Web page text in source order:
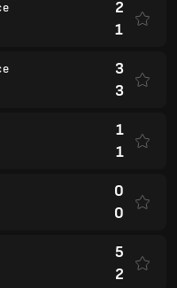
2
1
3
3
1
1
0
0
5
2